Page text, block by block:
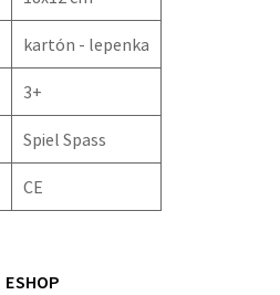
kartón - lepenka
3+
Spiel Spass
CE
ESHOP